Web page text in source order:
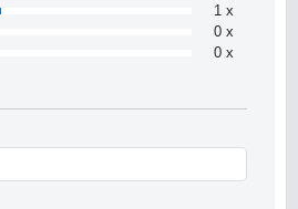
1 x
0 x
0 x